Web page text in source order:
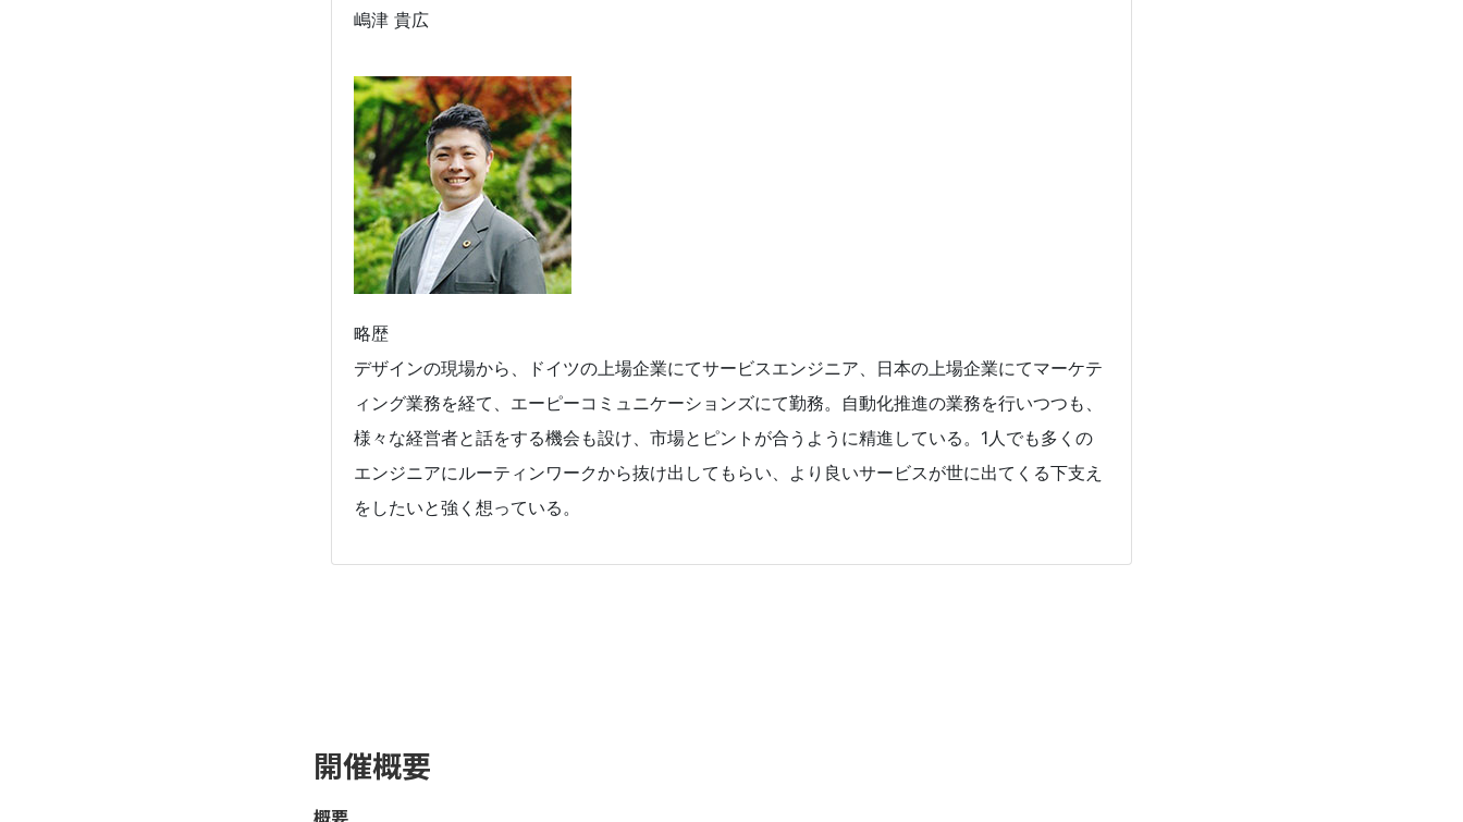
嶋津 貴広
略歴
デザインの現場から、ドイツの上場企業にてサービスエンジニア、日本の上場企業にてマーケテ
ィング業務を経て、エーピーコミュニケーションズにて勤務。自動化推進の業務を行いつつも、
様々な経営者と話をする機会も設け、市場とピントが合うように精進している。1人でも多くの
エンジニアにルーティンワークから抜け出してもらい、より良いサービスが世に出てくる下支え
をしたいと強く想っている。